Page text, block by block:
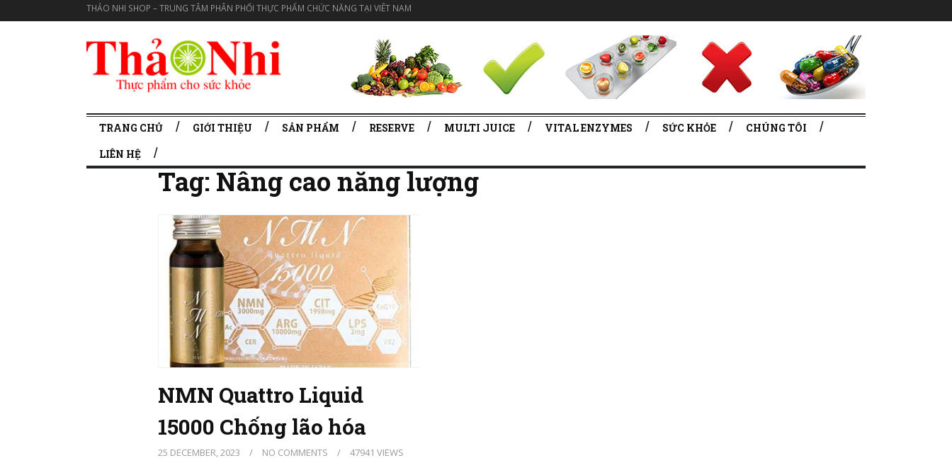
THẢO NHI SHOP – TRUNG TÂM PHÂN PHỐI THỰC PHẨM CHỨC NĂNG TẠI VIÊT NAM
TRANG CHỦ GIỚI THIỆU SẢN PHẨM RESERVE MULTI JUICE VITAL ENZYMES SỨC KHỎE
CHÚNG TÔI
LIÊN HỆ
Tag: Nâng cao năng lượng
NMN Quattro Liquid
15000 Chống lão hóa
25 DECEMBER, 2023 / NO COMMENTS /
47941 VIEWS